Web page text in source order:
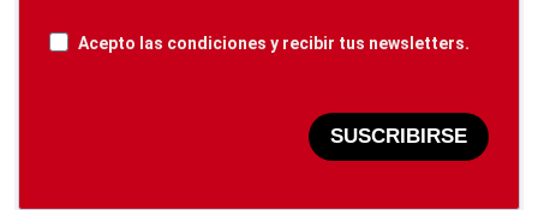
Acepto las condiciones y recibir tus newsletters.
SUSCRIBIRSE